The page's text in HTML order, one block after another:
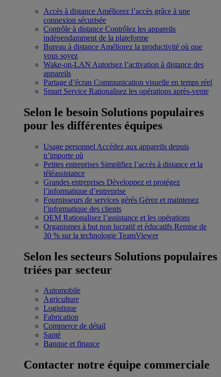
Accès à distance Améliorez l’accès grâce à une
connexion sécurisée
Contrôle à distance Contrôlez les appareils
indépendamment de la plateforme
Bureau à distance Améliorez la productivité où que
vous soyez
Wake-on-LAN Autorisez l’activation à distance des
appareils
Partage d’écran Communication visuelle en temps réel
Smart Service Rationalisez les opérations après-vente
Selon le besoin Solutions populaires
pour les différentes équipes
Usage personnel Accédez aux appareils depuis
n’importe où
Petites entreprises Simplifiez l’accès à distance et la
téléassistance
Grandes entreprises Développez et protégez
l’informatique d’entreprise
Fournisseurs de services gérés Gérez et maintenez
l’informatique des clients
OEM Rationalisez l’assistance et les opérations
Organismes à but non lucratif et éducatifs Remise de
30 % sur la technologie TeamViewer
Selon les secteurs Solutions populaires
triées par secteur
Automobile
Agriculture
Logistique
Fabrication
Commerce de détail
Santé
Banque et finance
Contacter notre équipe commerciale